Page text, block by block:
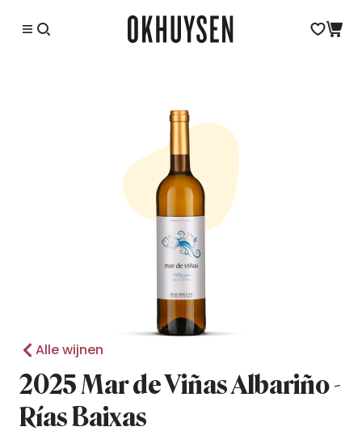
Alle wijnen
2025 Mar de Viñas Albariño -
Rías Baixas